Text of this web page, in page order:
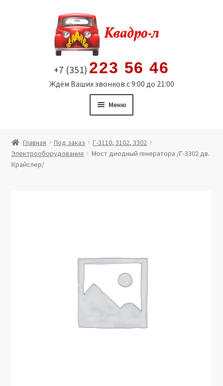
содержимому
+7 (351) 223 56 46
Ждём Ваших звонков с 9:00 до 21:00
Меню
Витрина
Главная Под заказ
Г-3110, 3102, 3302
Электрооборудование
Мост диодный генератора /Г-3302 дв.
Крайслер/